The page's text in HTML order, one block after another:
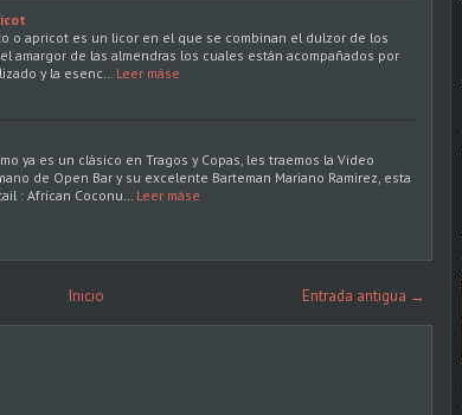
o apricot es un licor en el que se combinan el dulzor de los
amargor de las almendras los cuales están acompañados por
y la esenc…
Leer máse
ya es un clásico en Tragos y Copas, les traemos la Video
de Open Bar y su excelente Barteman Mariano Ramirez, esta
: African Coconu…
Leer máse
Entrada antigua →
Inicio